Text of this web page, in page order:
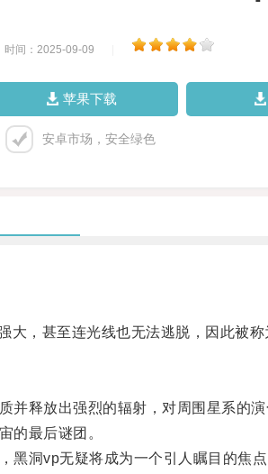
时间：2025-09-09
苹果下载
安卓市场，安全绿色
，甚至连光线也无法逃脱，因此被称
释放出强烈的辐射，对周围星系的演
最后谜团。
洞vp无疑将成为一个引人瞩目的焦点